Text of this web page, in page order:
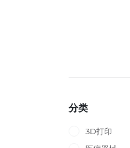
分类
3D打印